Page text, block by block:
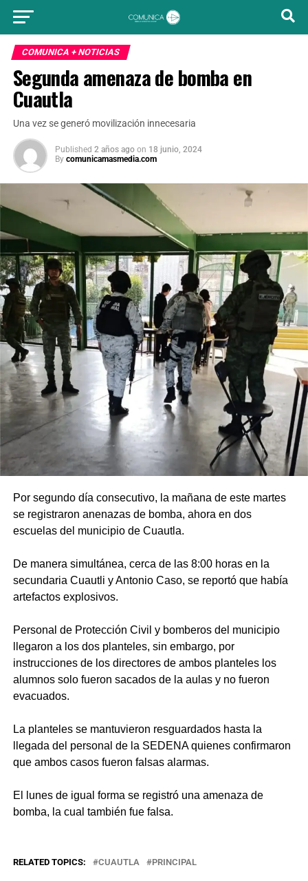
COMUNICA + NOTICIAS
Segunda amenaza de bomba en
Cuautla
Una vez se generó movilización innecesaria
Published 2 años ago on 18 junio, 2024
By comunicamasmedia.com
Por segundo día consecutivo, la mañana de este martes
se registraron anenazas de bomba, ahora en dos
escuelas del municipio de Cuautla.
De manera simultánea, cerca de las 8:00 horas en la
secundaria Cuautli y Antonio Caso, se reportó que había
artefactos explosivos.
Personal de Protección Civil y bomberos del municipio
llegaron a los dos planteles, sin embargo, por
instrucciones de los directores de ambos planteles los
alumnos solo fueron sacados de la aulas y no fueron
evacuados.
La planteles se mantuvieron resguardados hasta la
llegada del personal de la SEDENA quienes confirmaron
que ambos casos fueron falsas alarmas.
El lunes de igual forma se registró una amenaza de
bomba, la cual también fue falsa.
RELATED TOPICS: CUAUTLA PRINCIPAL